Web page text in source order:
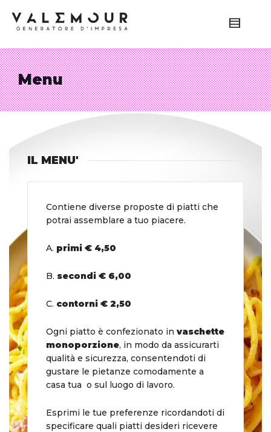
Menu
IL MENU'
Contiene diverse proposte di piatti che
potrai assemblare a tuo piacere.
A. primi € 4,50
B. secondi € 6,00
C. contorni € 2,50
Ogni piatto è confezionato in vaschette
monoporzione, in modo da assicurarti
qualità e sicurezza, consentendoti di
gustare le pietanze comodamente a
casa tua o sul luogo di lavoro.
Esprimi le tue preferenze ricordandoti di
specificare quali piatti desideri ricevere